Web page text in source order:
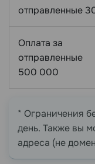
отправленные
Оплата за
отправленные
500 000
* Ограничения
день. Также вы
адреса (не